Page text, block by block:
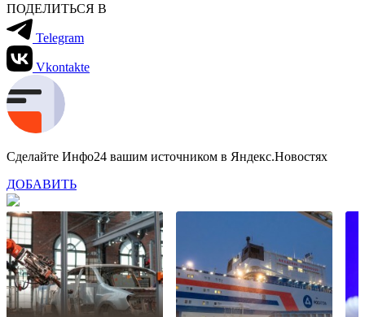
ПОДЕЛИТЬСЯ В
Telegram
Vkontakte
Сделайте Инфо24 вашим источником в Яндекс.Новостях
ДОБАВИТЬ